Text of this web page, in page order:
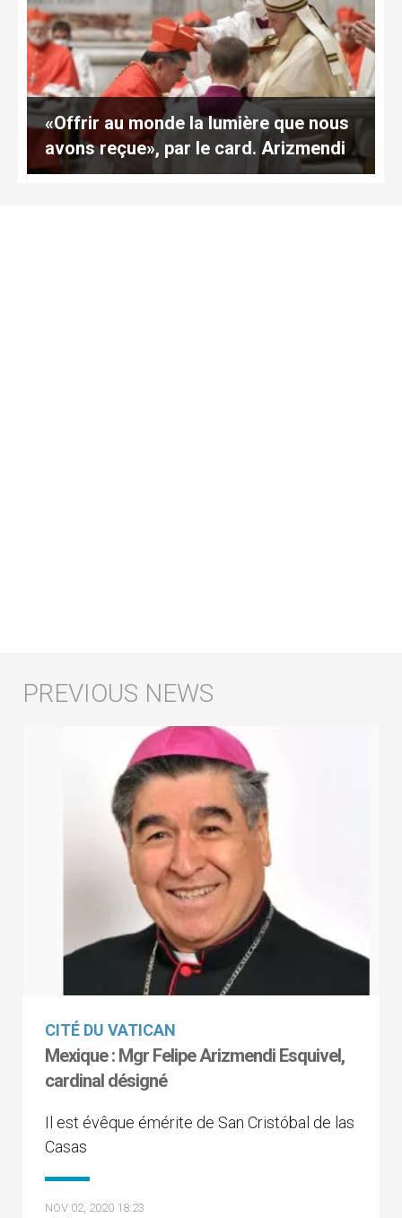
«Offrir au monde la lumière que nous
avons reçue», par le card. Arizmendi
CITÉ DU VATICAN
Mexique : Mgr Felipe Arizmendi Esquivel,
cardinal désigné
Il est évêque émérite de San Cristóbal de las
Casas
NOV 02, 2020 18:23